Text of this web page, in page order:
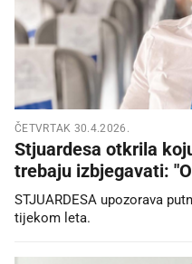
ČETVRTAK 30.4.2026.
Stjuardesa otkrila
trebaju izbjegavati:
STJUARDESA upozorava
tijekom leta.